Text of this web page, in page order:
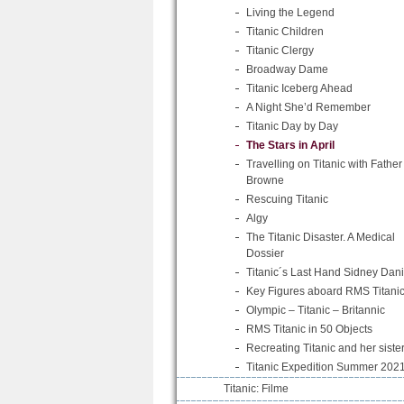
Living the Legend
Titanic Children
Titanic Clergy
Broadway Dame
Titanic Iceberg Ahead
A Night She’d Remember
Titanic Day by Day
The Stars in April
Travelling on Titanic with Father
Browne
Rescuing Titanic
Algy
The Titanic Disaster. A Medical
Dossier
Titanic´s Last Hand Sidney
Key Figures aboard RMS Titanic
Olympic – Titanic – Britannic
RMS Titanic in 50 Objects
Recreating Titanic and her
Titanic Expedition Summer 2021
Titanic: Filme